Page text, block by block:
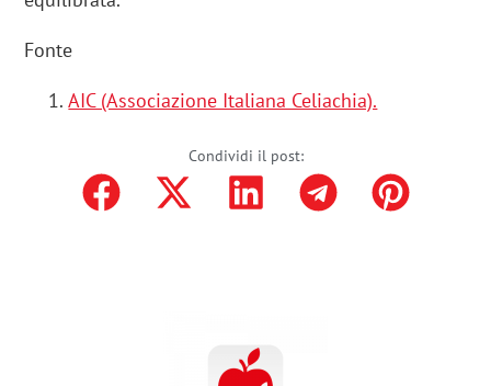
Fonte
AIC (Associazione Italiana Celiachia).
Condividi il post: